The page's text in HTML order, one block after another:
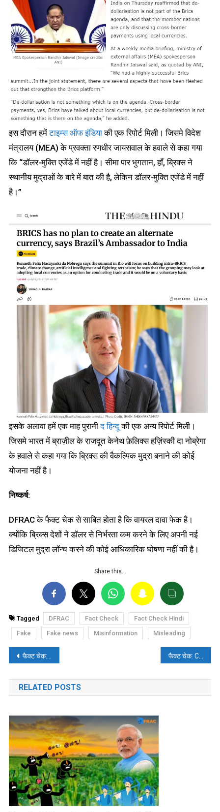
इस दौरान हमेंटाइम्स ऑफ इंडियाकी एक रिपोर्ट मिली। जिसमे विदेश
मंत्रालय (MEA) के प्रवक्ता रणधीर जायसवाल के हवाले से कहा गया
कि “डॉलर-मुक्ति एजेंडे में नहीं है। सीमा पार भुगतान, हाँ, ब्रिक्स ने
स्थानीय मुद्राओं के बारे में बात की है, लेकिन डॉलर-मुक्ति एजेंडे में नहीं
है।”
इसके अलावा हमें एक माह पुरानीद हिन्दूकी एक अन्य रिपोर्ट मिली।
जिसमे भारत में ब्राज़ील के राजदूत केनेथ फ़ेलिक्स हज़िंस्की दा नोब्रेगा
के हवाले से कहा गया कि ब्रिक्स की वैकल्पिक मुद्रा बनाने की कोई
योजना नहीं है।
निष्कर्ष:
DFRAC के फैक्ट चेक से साबित होता है कि वायरल दावा फेक है।
क्योंकि ब्रिक्स देशों ने डॉलर से निर्भरता कम करने के लिए अपनी नई
डिजिटल मुद्रा लॉन्च करने की कोई आधिकारिक घोषणा नहीं की है।
Share this…
Tagged DFRAC Fact Check
Fact Check Hindi
Fake
Fake news Misinformation Misleading
पोस्ट
नेविगेशन
फैक्ट चेक: क्या भारत ने अमेरिका के दवाइयों के 50 फीसदी ऑर्डर रद्द किए? जानिए सच्चाई
RELATED POSTS